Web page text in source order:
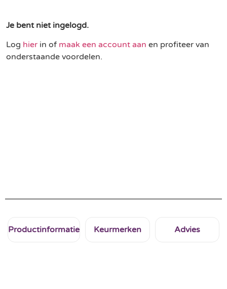
Je bent niet ingelogd.
Log hier in of maak een account aan en profiteer van
onderstaande voordelen.
Productinformatie Keurmerken Advies